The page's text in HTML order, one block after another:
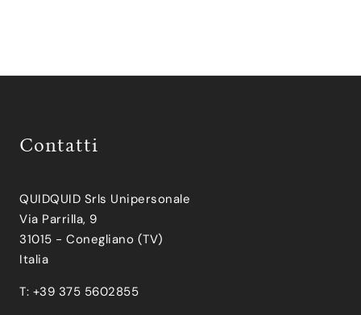
Contatti
QUIDQUID Srls Unipersonale
Via Parrilla, 9
31015 - Conegliano (TV)
Italia
T: +39 375 5602855